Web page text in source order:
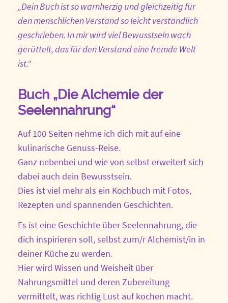
„Dein Buch ist so warnherzig und gleichzeitig für
den menschlichen Verstand so leicht verständlich
geschrieben. In mir wird viel Bewusstsein wach
gerüttelt, das für den Verstand eine fremde Welt
ist.“
Buch „Die Alchemie der
Seelennahrung“
Auf 100 Seiten nehme ich dich mit auf eine
kulinarische Genuss-Reise.
Ganz nebenbei und wie von selbst erweitert sich
dabei auch dein Bewusstsein.
Dies ist viel mehr als ein Kochbuch mit Fotos,
Rezepten und spannenden Geschichten.
Es ist eine Geschichte über Seelennahrung, die
dich inspirieren soll, selbst zum/r Alchemist/in in
deiner Küche zu werden.
Hier wird Wissen und Weisheit über
Nahrungsmittel und deren Zubereitung
vermittelt, was richtig Lust auf kochen macht.